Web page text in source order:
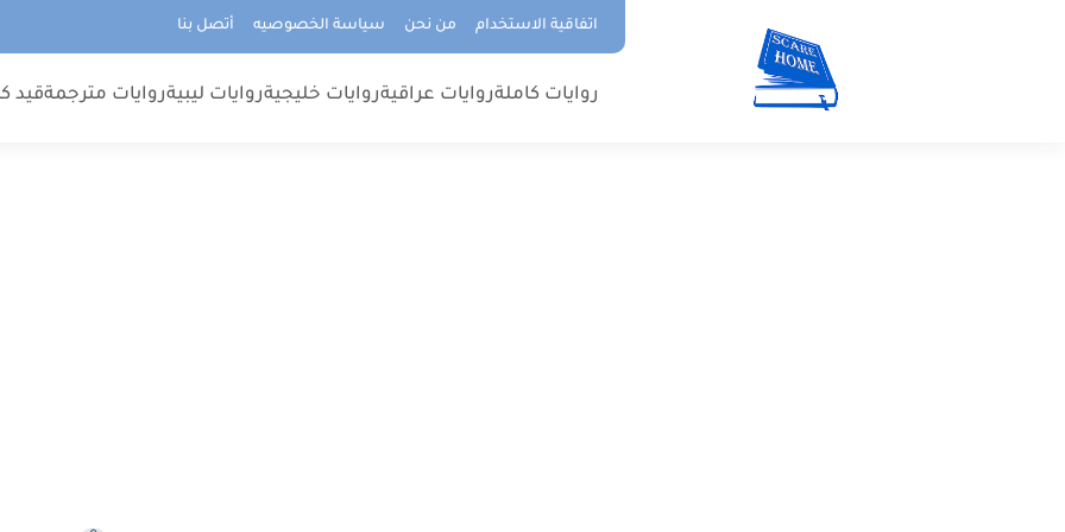
اتفاقية الاستخدام من نحن سياسة الخصوصيه أتصل بنا
روايات كاملةروايات عراقيةروايات خليجيةروايات ليبيةروايات مترجمةقيد